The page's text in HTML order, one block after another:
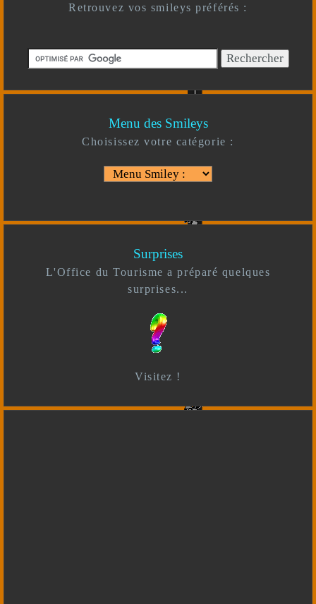
Retrouvez vos smileys préférés :
Menu des Smileys
Choisissez votre catégorie :
Surprises
L'Office du Tourisme a préparé quelques
surprises...
Visitez !